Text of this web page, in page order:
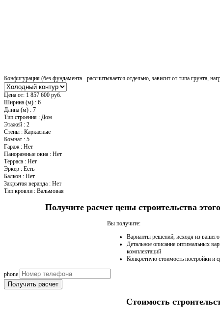
Конфигурация (без фундамента - рассчитывается отдельно, зависит от типа грунта,
Цена от: 1 857 600 руб.
Ширина (м) : 6
Длина (м) : 7
Тип строения : Дом
Этажей : 2
Стены : Каркасные
Комнат : 5
Гараж: Нет
Панорамные окна : Нет
Терраса : Нет
Эркер : Есть
Балкон : Нет
Закрытая веранда : Нет
Тип кровли : Вальмовая
Получите расчет цены строительства
Вы получите:
Варианты решений, исходя из
Детальное описание оптимальных
комплектаций
Конкретную стоимость постройки и
phone
Получить расчет
Стоимость